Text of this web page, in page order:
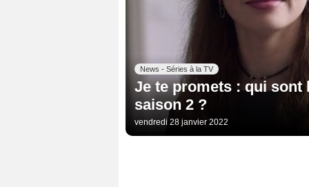
News - Séries à la TV
Je te promets : qui sont
saison 2 ?
vendredi 28 janvier 2022